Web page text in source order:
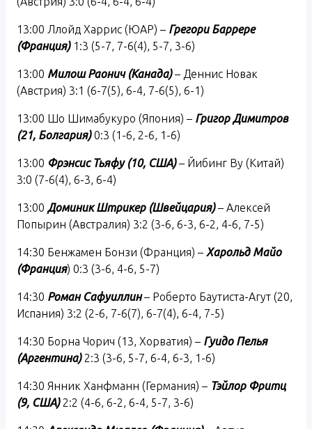
13:00 Ллойд Харрис (ЮАР) – Грегори Баррере
(Франция) 1:3 (5-7, 7-6(4), 5-7, 3-6)
13:00 Милош Раонич (Канада) – Деннис Новак
(Австрия) 3:1 (6-7(5), 6-4, 7-6(5), 6-1)
13:00 Шо Шимабукуро (Япония) – Григор Димитров
(21, Болгария) 0:3 (1-6, 2-6, 1-6)
13:00 Фрэнсис Тьяфу (10, США)– Йибинг Ву (Китай)
3:0 (7-6(4), 6-3, 6-4)
13:00 Доминик Штрикер (Швейцария)– Алексей
Попырин (Австралия) 3:2 (3-6, 6-3, 6-2, 4-6, 7-5)
14:30 Бенжамен Бонзи (Франция) – Харольд Майо
(Франция) 0:3 (3-6, 4-6, 5-7)
14:30 Роман Сафуиллин – Роберто Баутиста-Агут (20,
Испания) 3:2 (2-6, 7-6(7), 6-7(4), 6-4, 7-5)
14:30 Борна Чорич (13, Хорватия) – Гуидо Пелья
(Аргентина) 2:3 (3-6, 5-7, 6-4, 6-3, 1-6)
14:30 Янник Ханфманн (Германия) – Тэйлор Фритц
(9, США) 2:2 (4-6, 6-2, 6-4, 5-7, 3-6)